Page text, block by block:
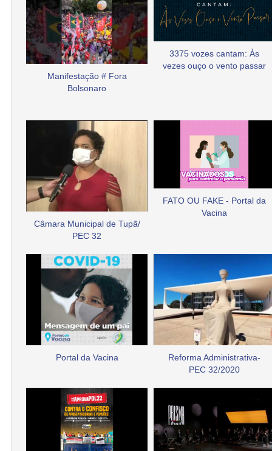
Manifestação # Fora
Bolsonaro
3375 vozes cantam: Às
vezes ouço o vento passar
Câmara Municipal de Tupã/
PEC 32
FATO OU FAKE - Portal da
Vacina
Portal da Vacina
Reforma Administrativa-
PEC 32/2020